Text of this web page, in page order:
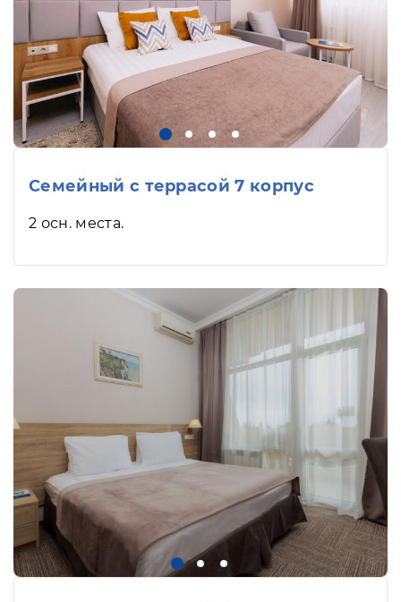
Семейный с террасой 7 корпус
2 осн. места.